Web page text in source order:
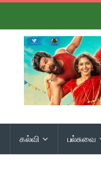
கல்வி பல்சுவை